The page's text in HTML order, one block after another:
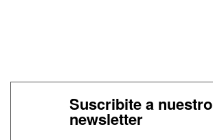
Suscribite a nuestro
newsletter